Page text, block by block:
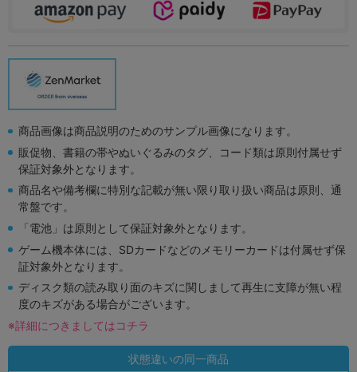
商品画像は商品説明のためのサンプル画像になります。
販促物、書籍の帯やぬいぐるみのタグ、コード類は原則付属せず
保証対象外となります。
商品名や備考欄に特別な記載が無い限り取り扱い商品は原則、通
常盤です。
「電池」は原則として保証対象外となります。
ゲーム機本体には、SDカードなどのメモリーカードは付属せず保
証対象外となります。
ディスク類の読み取り面のキズに関しまして再生に支障が無い程
度のキズがある場合がございます。
※詳細につきましてはコチラ
状態違いの同一商品